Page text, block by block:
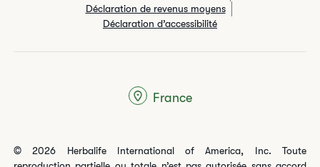
Déclaration de revenus moyens
Déclaration d’accessibilité
© 2026 Herbalife International of America, Inc. Toute
France